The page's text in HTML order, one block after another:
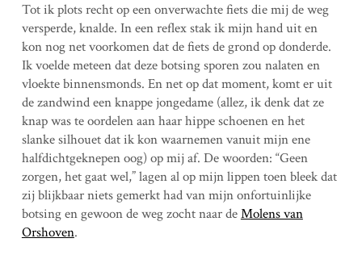
Tot ik plots recht op een onverwachte fiets die mij de weg
versperde, knalde. In een reflex stak ik mijn hand uit en
kon nog net voorkomen dat de fiets de grond op donderde.
Ik voelde meteen dat deze botsing sporen zou nalaten en
vloekte binnensmonds. En net op dat moment, komt er uit
de zandwind een knappe jongedame (allez, ik denk dat ze
knap was te oordelen aan haar hippe schoenen en het
slanke silhouet dat ik kon waarnemen vanuit mijn ene
halfdichtgeknepen oog) op mij af. De woorden: “Geen
zorgen, het gaat wel,” lagen al op mijn lippen toen bleek dat
zij blijkbaar niets gemerkt had van mijn onfortuinlijke
botsing en gewoon de weg zocht naar deMolens van
Orshoven.